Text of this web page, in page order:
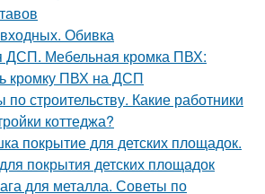
Обивка
ДСП. Мебельная кромка ПВХ:
кромку ПВХ на ДСП
строительству. Какие работники
коттеджа?
покрытие для детских площадок.
покрытия детских площадок
для металла. Советы по